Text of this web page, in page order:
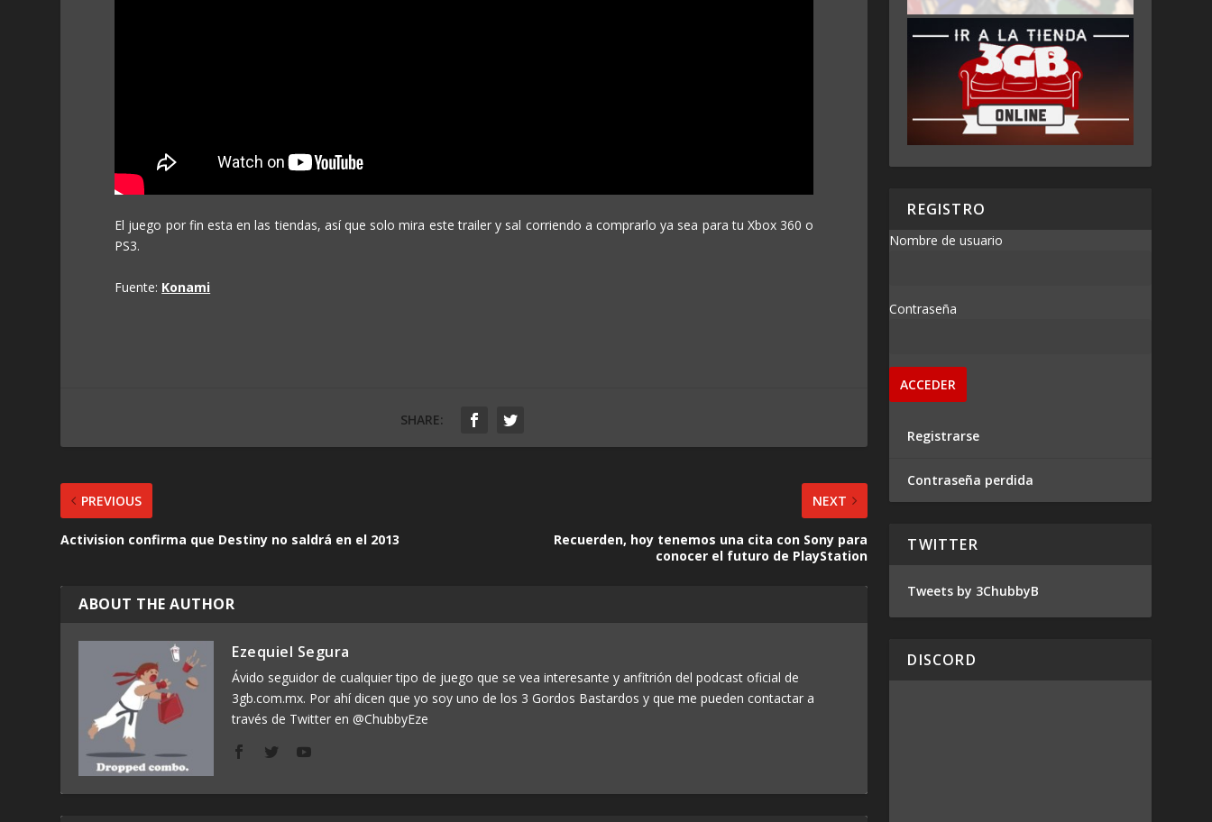
El juego por fin esta en las tiendas, así que solo mira este trailer y sal corriendo a comprarlo ya sea para tu Xbox 360 o
PS3.
Fuente: Konami
SHARE:
PREVIOUS
Activision confirma que Destiny no saldrá en el 2013
NEXT
Recuerden, hoy tenemos una cita con Sony para
conocer el futuro de PlayStation
ABOUT THE AUTHOR
Ezequiel Segura
Ávido seguidor de cualquier tipo de juego que se vea interesante y anfitrión del podcast oficial de
3gb.com.mx. Por ahí dicen que yo soy uno de los 3 Gordos Bastardos y que me pueden contactar a
través de Twitter en @ChubbyEze
REGISTRO
Nombre de usuario
Contraseña
Registrarse
Contraseña perdida
TWITTER
Tweets by 3ChubbyB
DISCORD